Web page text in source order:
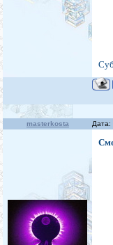
masterkosta Дата: